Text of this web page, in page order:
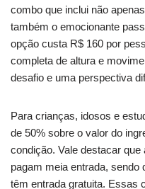
combo que inclui não
também o emocionante
opção custa R$ 160 por
completa de altura e
desafio e uma perspectiva
Para crianças, idosos e
de 50% sobre o valor do
condição. Vale destacar
pagam meia entrada, sendo
têm entrada gratuita. Essas